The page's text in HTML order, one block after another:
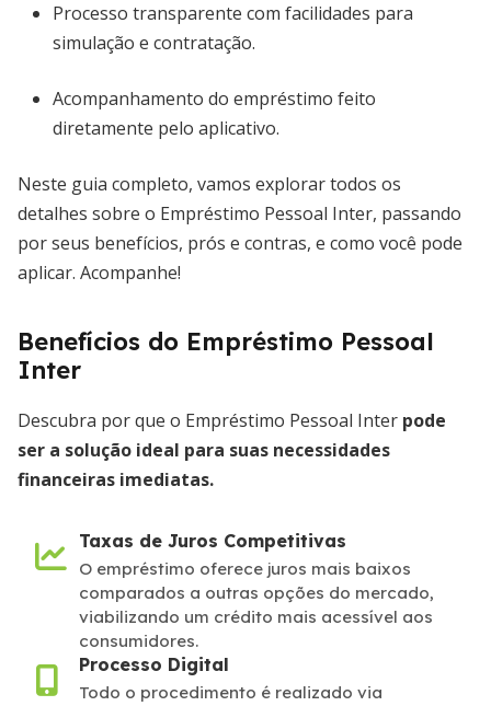
Processo transparente com facilidades para
simulação e contratação.
Acompanhamento do empréstimo feito
diretamente pelo aplicativo.
Neste guia completo, vamos explorar todos os
detalhes sobre o Empréstimo Pessoal Inter, passando
por seus benefícios, prós e contras, e como você pode
aplicar. Acompanhe!
Benefícios do Empréstimo Pessoal
Inter
Descubra por que o Empréstimo Pessoal Inter pode
ser a solução ideal para suas necessidades
financeiras imediatas.
Taxas de Juros Competitivas
O empréstimo oferece juros mais baixos
comparados a outras opções do mercado,
viabilizando um crédito mais acessível aos
consumidores.
Processo Digital
Todo o procedimento é realizado via